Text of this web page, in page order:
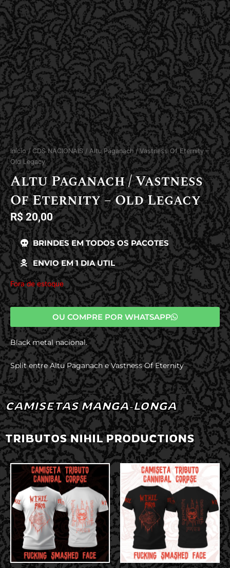
Início/CDS NACIONAIS/ Altu Paganach / Vastness Of Eternity –
Old Legacy
Altu Paganach / Vastness
Of Eternity – Old Legacy
R$20,00
BRINDES EM TODOS OS PACOTES
ENVIO EM 1 DIA UTIL
Fora de estoque
OU COMPRE POR WHATSAPP
Black metal nacional.
Split entre Altu Paganach e Vastness Of Eternity
CAMISETAS MANGA-LONGA
TRIBUTOS NIHIL PRODUCTIONS